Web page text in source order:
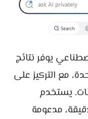
يوفر نتائج
مع التركيز على
يستخدم
مدعومة